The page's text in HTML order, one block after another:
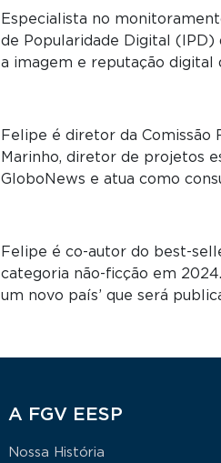
Especialista no
de Popularidade Digital (IPD)
a imagem e reputação digital
Felipe é diretor da Comissão
Marinho, diretor de projetos
GloboNews e atua como
Felipe é co-autor do best-
categoria não-ficção em
um novo país’ que será
Rodapé
A FGV EESP
Nossa História